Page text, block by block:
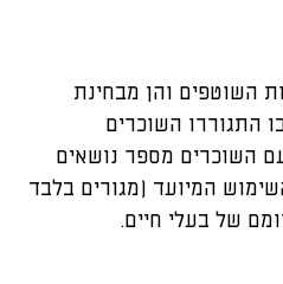
השוטפים והן מבחינת
התגוררו השוכרים
השוכרים מספר נושאים
המיועד (מגורים בלבד
של בעלי חיים.